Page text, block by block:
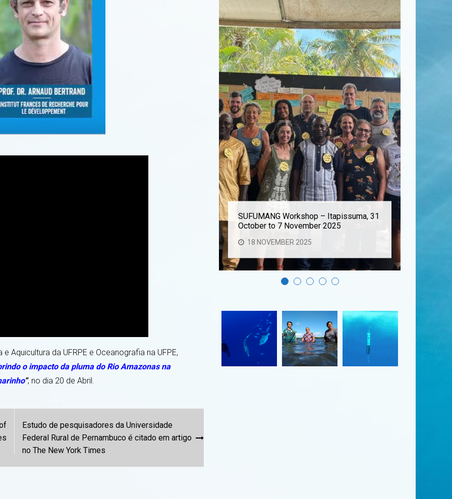
Aquicultura da UFRPE e Oceanografia na UFPE,
o impacto da pluma do Rio Amazonas na
”, no dia 20 de Abril.
Estudo de pesquisadores da Universidade
Federal Rural de Pernambuco é citado em artigo
no The New York Times
SUFUMANG Workshop – Itapissuma, 31
October to 7 November 2025
18 NOVEMBER 2025